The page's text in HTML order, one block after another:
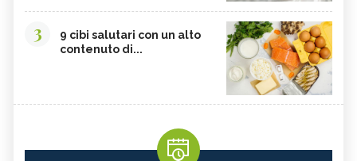
3
9 cibi salutari con un alto
contenuto di...